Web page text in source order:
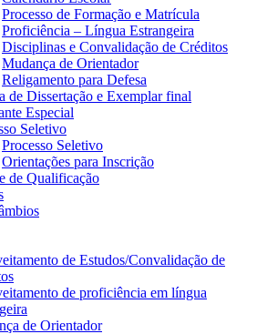
Processo de Formação e Matrícula
Proficiência – Língua Estrangeira
Disciplinas e Convalidação de Créditos
Mudança de Orientador
Religamento para Defesa
de Dissertação e Exemplar final
Especial
Seletivo
Processo Seletivo
Orientações para Inscrição
de Qualificação
de Estudos/Convalidação de
de proficiência em língua
de Orientador